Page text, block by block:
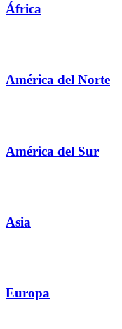
África
América del Norte
América del Sur
Asia
Europa